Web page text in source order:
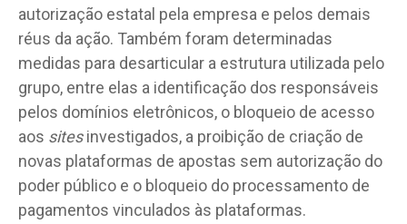
autorização estatal pela empresa e pelos demais
réus da ação. Também foram determinadas
medidas para desarticular a estrutura utilizada pelo
grupo, entre elas a identificação dos responsáveis
pelos domínios eletrônicos, o bloqueio de acesso
aos sitesinvestigados, a proibição de criação de
novas plataformas de apostas sem autorização do
poder público e o bloqueio do processamento de
pagamentos vinculados às plataformas.